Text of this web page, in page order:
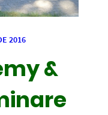
2016
&